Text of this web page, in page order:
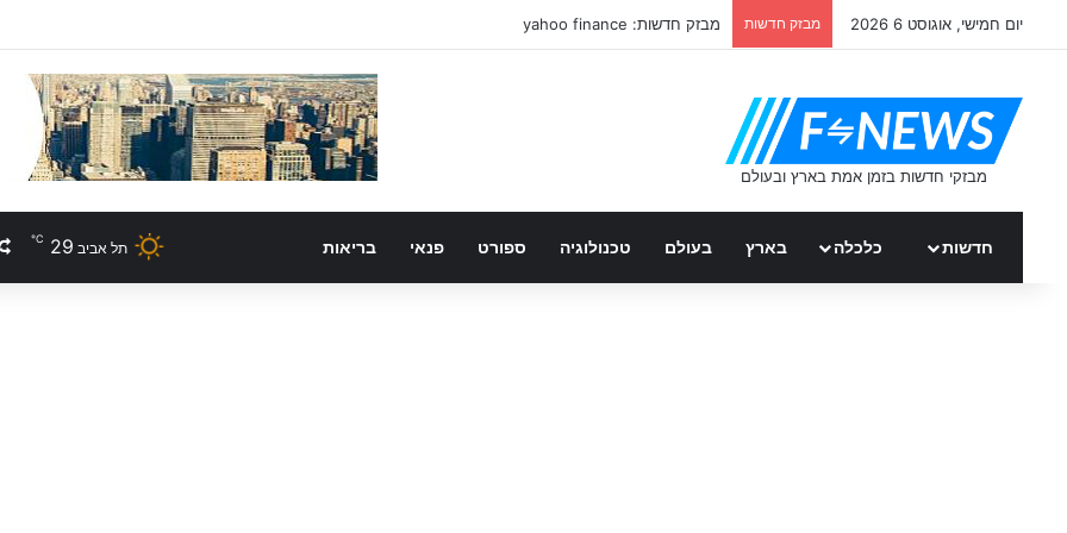
יום חמישי, אוגוסט 6 2026 מבזק חדשות מבזק חדשות: yahoo finance
חדשות כלכלה בארץ בעולם טכנולוגיה ספורט פנאי בריאות תל אביב 29
℃